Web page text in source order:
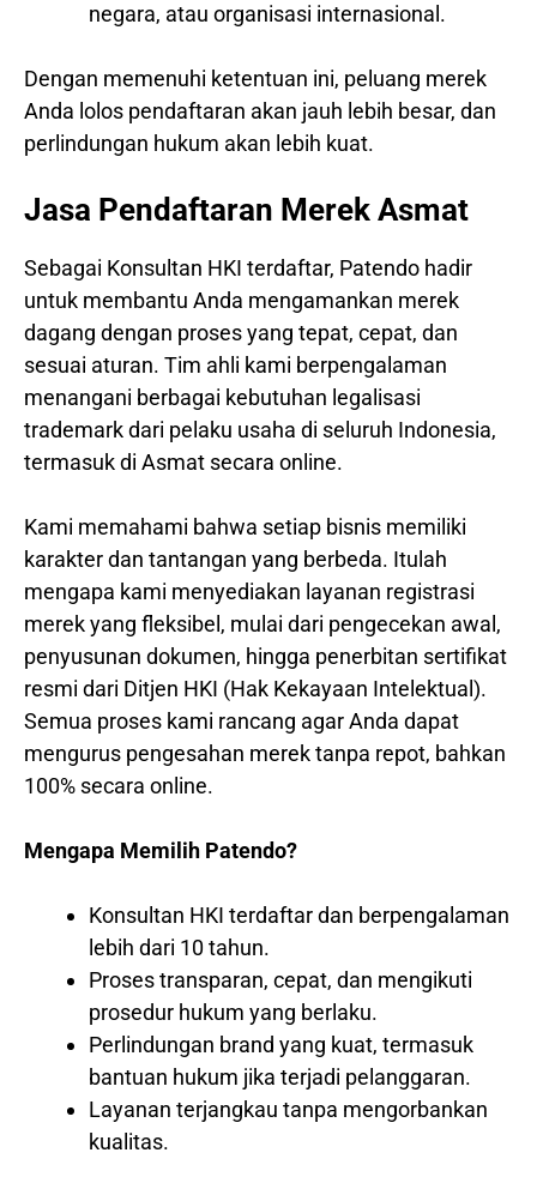
negara, atau organisasi internasional.
Dengan memenuhi ketentuan ini, peluang merek
Anda lolos pendaftaran akan jauh lebih besar, dan
perlindungan hukum akan lebih kuat.
Jasa Pendaftaran Merek Asmat
Sebagai Konsultan HKI terdaftar, Patendo hadir
untuk membantu Anda mengamankan merek
dagang dengan proses yang tepat, cepat, dan
sesuai aturan. Tim ahli kami berpengalaman
menangani berbagai kebutuhan legalisasi
trademark dari pelaku usaha di seluruh Indonesia,
termasuk di Asmat secara online.
Kami memahami bahwa setiap bisnis memiliki
karakter dan tantangan yang berbeda. Itulah
mengapa kami menyediakan layanan registrasi
merek yang fleksibel, mulai dari pengecekan awal,
penyusunan dokumen, hingga penerbitan sertifikat
resmi dari Ditjen HKI (Hak Kekayaan Intelektual).
Semua proses kami rancang agar Anda dapat
mengurus pengesahan merek tanpa repot, bahkan
100% secara online.
Mengapa Memilih Patendo?
Konsultan HKI terdaftar dan berpengalaman
lebih dari 10 tahun.
Proses transparan, cepat, dan mengikuti
prosedur hukum yang berlaku.
Perlindungan brand yang kuat, termasuk
bantuan hukum jika terjadi pelanggaran.
Layanan terjangkau tanpa mengorbankan
kualitas.